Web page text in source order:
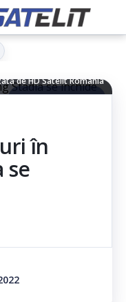
de HD Satelit România
▶ Ascultă articolul
în
se